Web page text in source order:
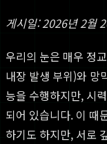
게시일: 2026년 2월
우리의 눈은 매우 정
내장 발생 부위)와 망
능을 수행하지만, 시
되어 있습니다. 이 때
하기도 하지만, 서로